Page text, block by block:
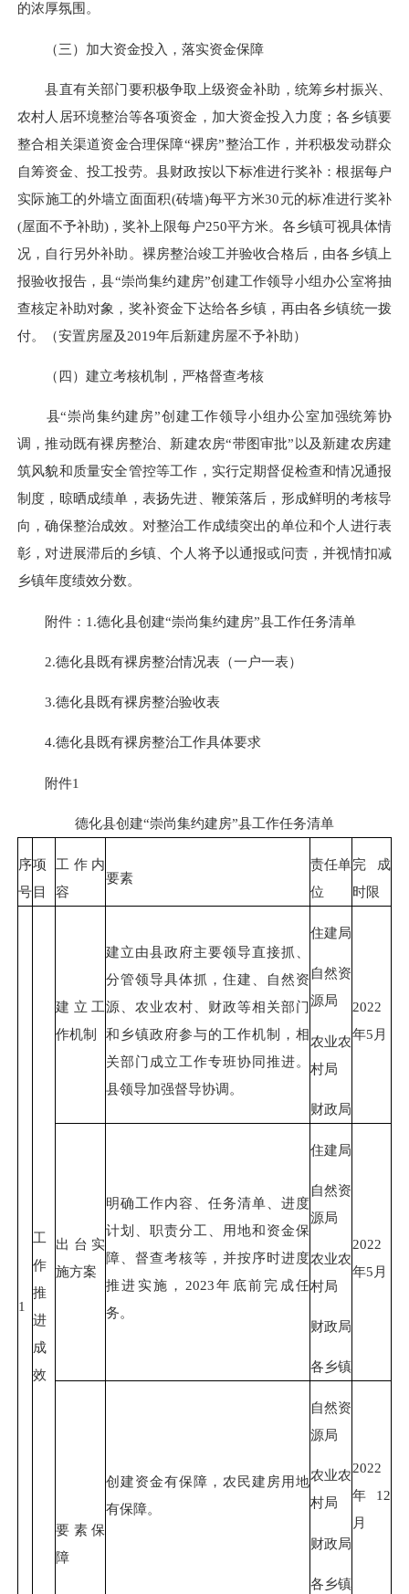
的浓厚氛围。
（三）加大资金投入，落实资金保障
县直有关部门要积极争取上级资金补助，统筹乡村振兴、
农村人居环境整治等各项资金，加大资金投入力度；各乡镇要
整合相关渠道资金合理保障“裸房”整治工作，并积极发动群众
自筹资金、投工投劳。县财政按以下标准进行奖补：根据每户
实际施工的外墙立面面积(砖墙)每平方米30元的标准进行奖补
(屋面不予补助) ，奖补上限每户250平方米。各乡镇可视具体情
况，自行另外补助。裸房整治竣工并验收合格后，由各乡镇上
报验收报告，县“崇尚集约建房”创建工作领导小组办公室将抽
查核定补助对象，奖补资金下达给各乡镇，再由各乡镇统一拨
付。（安置房屋及2019年后新建房屋不予补助）
（四）建立考核机制，严格督查考核
县“崇尚集约建房”创建工作领导小组办公室加强统筹协
调，推动既有裸房整治、新建农房“带图审批”以及新建农房建
筑风貌和质量安全管控等工作，实行定期督促检查和情况通报
制度，晾晒成绩单，表扬先进、鞭策落后，形成鲜明的考核导
向，确保整治成效。对整治工作成绩突出的单位和个人进行表
彰，对进展滞后的乡镇、个人将予以通报或问责，并视情扣减
乡镇年度绩效分数。
附件：1.德化县创建“崇尚集约建房”县工作任务清单
2.德化县既有裸房整治情况表（一户一表）
3.德化县既有裸房整治验收表
4.德化县既有裸房整治工作具体要求
附件1
德化县创建“崇尚集约建房”县工作任务清单
序
号
项
目
工作内
容
要素
责任单
位
完成
时限
1
工
作
推
进
成
效
建立工
作机制
建立由县政府主要领导直接抓、
分管领导具体抓，住建、自然资
源、农业农村、财政等相关部门
和乡镇政府参与的工作机制，相
关部门成立工作专班协同推进。
县领导加强督导协调。
住建局
自然资
源局
农业农
村局
财政局
2022
年5月
出台实
施方案
明确工作内容、任务清单、进度
计划、职责分工、用地和资金保
障、督查考核等，并按序时进度
推进实施，2023年底前完成任
务。
住建局
自然资
源局
农业农
村局
财政局
各乡镇
2022
年5月
要素保
障
创建资金有保障，农民建房用地
有保障。
自然资
源局
农业农
村局
财政局
各乡镇
2022
年12
月